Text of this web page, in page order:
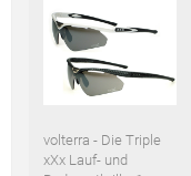
volterra - Die Triple
xXx Lauf- und